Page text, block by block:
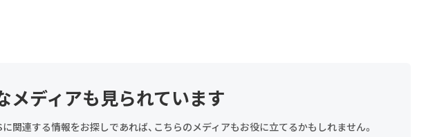
メディアも見られています
関連する情報をお探しであれば、こちらのメディアもお役に立てるかもしれません。